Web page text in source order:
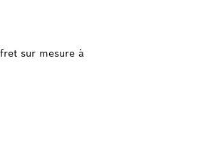
sur mesure à